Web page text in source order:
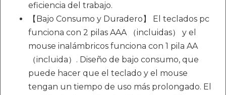
eficiencia del trabajo.
【Bajo Consumo y Duradero】 El teclados pc
funciona con 2 pilas AAA （incluidas） y el
mouse inalámbricos funciona con 1 pila AA
（incluida）. Diseño de bajo consumo, que
puede hacer que el teclado y el mouse
tengan un tiempo de uso más prolongado. El